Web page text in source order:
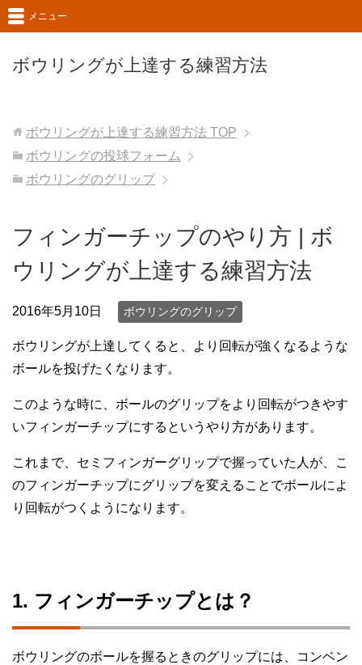
ボウリングが上達する練習方法
メニュー
ボウリングが上達する練習方法 TOP
ボウリングの投球フォーム
ボウリングのグリップ
フィンガーチップのやり方 | ボ
ウリングが上達する練習方法
2016年5月10日 ボウリングのグリップ
ボウリングが上達してくると、より回転が強くなるような
ボールを投げたくなります。
このような時に、ボールのグリップをより回転がつきやす
いフィンガーチップにするというやり方があります。
これまで、セミフィンガーグリップで握っていた人が、こ
のフィンガーチップにグリップを変えることでボールによ
り回転がつくようになります。
1. フィンガーチップとは？
ボウリングのボールを握るときのグリップには、コンベン